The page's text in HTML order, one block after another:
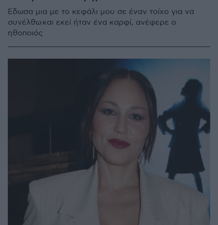
Έδωσα μια με το κεφάλι μου σε έναν τοίχο για να
συνέλθω και εκεί ήταν ένα καρφί, ανέφερε ο
ηθοποιός